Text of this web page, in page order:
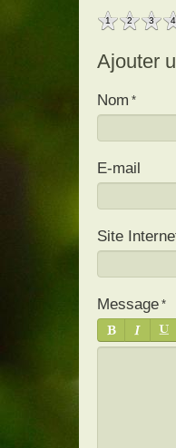
1 2 3 4
Ajouter
Nom
E-mail
Site
Message